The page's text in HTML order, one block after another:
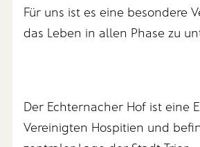
Für uns ist es eine besondere
das Leben in allen Phase zu
Der Echternacher Hof ist eine
Vereinigten Hospitien und